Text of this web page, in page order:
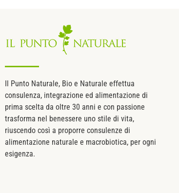
Il Punto Naturale, Bio e Naturale effettua
consulenza, integrazione ed alimentazione di
prima scelta da oltre 30 anni e con passione
trasforma nel benessere uno stile di vita,
riuscendo così a proporre consulenze di
alimentazione naturale e macrobiotica, per ogni
esigenza.